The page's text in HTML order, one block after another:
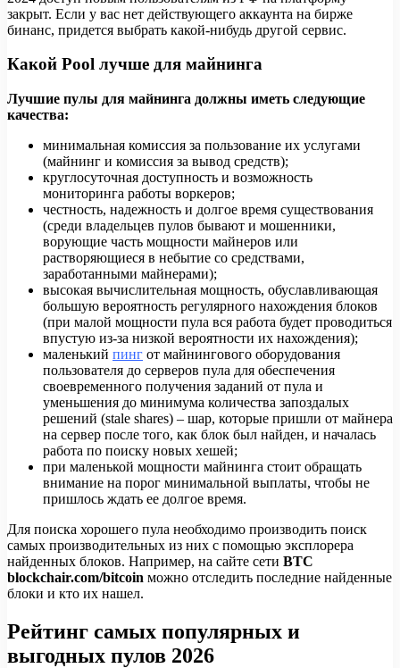
закрыт. Если у вас нет действующего аккаунта на бирже
бинанс, придется выбрать какой-нибудь другой сервис.
Какой Pool лучше для майнинга
Лучшие пулы для майнинга должны иметь следующие
качества:
минимальная комиссия за пользование их услугами
(майнинг и комиссия за вывод средств);
круглосуточная доступность и возможность
мониторинга работы воркеров;
честность, надежность и долгое время существования
(среди владельцев пулов бывают и мошенники,
ворующие часть мощности майнеров или
растворяющиеся в небытие со средствами,
заработанными майнерами);
высокая вычислительная мощность, обуславливающая
большую вероятность регулярного нахождения блоков
(при малой мощности пула вся работа будет проводиться
впустую из-за низкой вероятности их нахождения);
маленький пинг от майнингового оборудования
пользователя до серверов пула для обеспечения
своевременного получения заданий от пула и
уменьшения до минимума количества запоздалых
решений (stale shares) – шар, которые пришли от майнера
на сервер после того, как блок был найден, и началась
работа по поиску новых хешей;
при маленькой мощности майнинга стоит обращать
внимание на порог минимальной выплаты, чтобы не
пришлось ждать ее долгое время.
Для поиска хорошего пула необходимо производить поиск
самых производительных из них с помощью эксплорера
найденных блоков. Например, на сайте сети BTC
blockchair.com/bitcoin можно отследить последние найденные
блоки и кто их нашел.
Рейтинг самых популярных и
выгодных пулов 2026